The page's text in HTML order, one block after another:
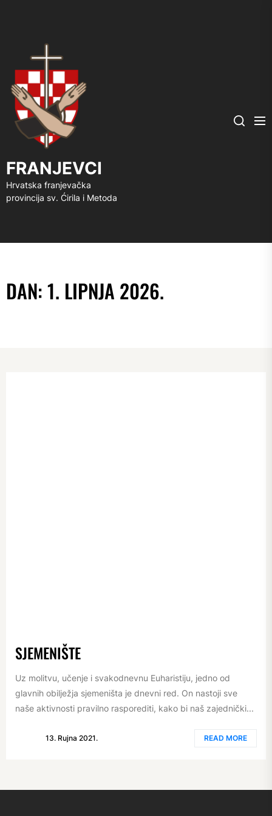
FRANJEVCI
Hrvatska franjevačka
provincija sv. Ćirila i Metoda
Search
DAN:1. LIPNJA 2026.
SJEMENIŠTE
Uz molitvu, učenje i svakodnevnu Euharistiju, jedno od
glavnih obilježja sjemeništa je dnevni red. On nastoji sve
naše aktivnosti pravilno rasporediti, kako bi naš zajednički...
13. Rujna 2021. READ MORE